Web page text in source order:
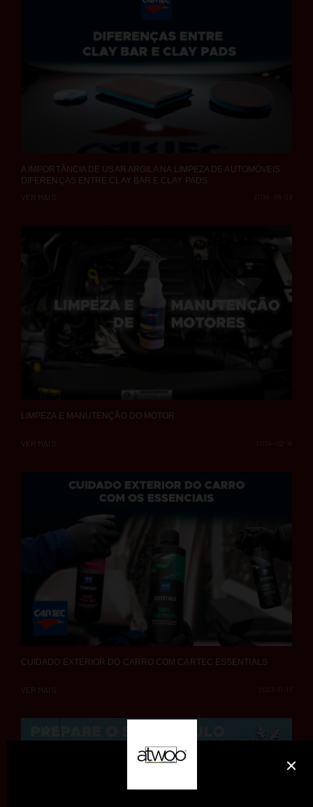
A IMPORTÂNCIA DE USAR ARGILA NA LIMPEZA DE AUTOMÓVEIS:
DIFERENÇAS ENTRE CLAY BAR E CLAY PADS
2024-06-03
VER MAIS
LIMPEZA E MANUTENÇÃO DO MOTOR
2024-02-19
VER MAIS
CUIDADO EXTERIOR DO CARRO COM CARTEC ESSENTIALS
VER MAIS